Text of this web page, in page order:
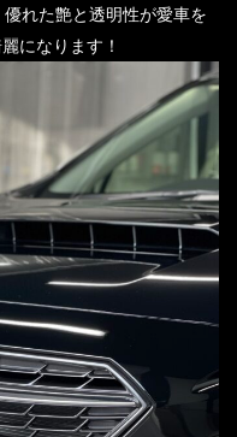
れた艶と透明性が愛車を
になります！